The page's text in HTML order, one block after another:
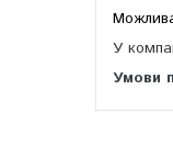
У